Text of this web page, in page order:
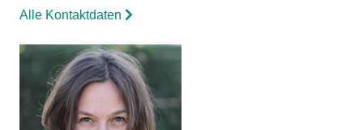
Alle Kontaktdaten